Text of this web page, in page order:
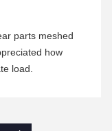
parts meshed
how
load.